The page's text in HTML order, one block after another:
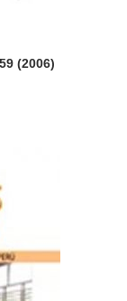
(2006)